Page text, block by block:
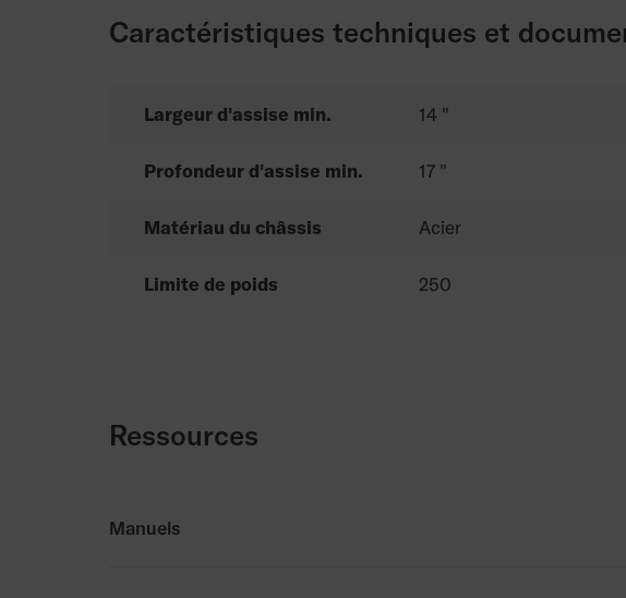
Caractéristiques techniques et
Largeur d'assise min. 14 "
Profondeur d'assise min. 17 "
Matériau du châssis Acier
Limite de poids 250
Ressources
Manuels